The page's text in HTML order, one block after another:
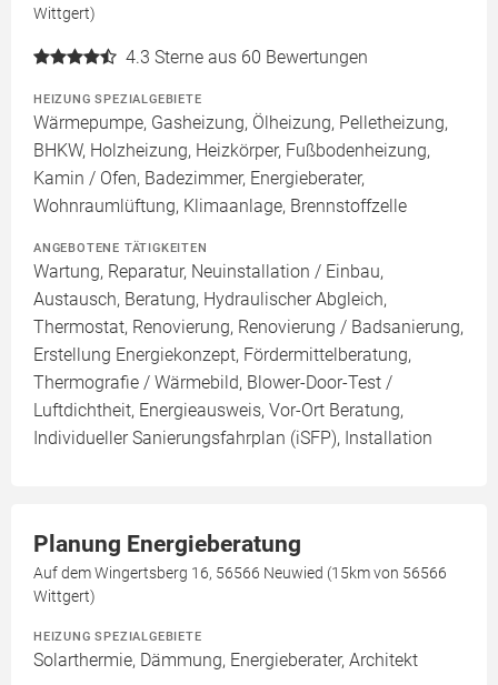
Wittgert)
4.3 Sterne aus 60 Bewertungen
HEIZUNG SPEZIALGEBIETE
Wärmepumpe, Gasheizung, Ölheizung, Pelletheizung,
BHKW, Holzheizung, Heizkörper, Fußbodenheizung,
Kamin / Ofen, Badezimmer, Energieberater,
Wohnraumlüftung, Klimaanlage, Brennstoffzelle
ANGEBOTENE TÄTIGKEITEN
Wartung, Reparatur, Neuinstallation / Einbau,
Austausch, Beratung, Hydraulischer Abgleich,
Thermostat, Renovierung, Renovierung / Badsanierung,
Erstellung Energiekonzept, Fördermittelberatung,
Thermografie / Wärmebild, Blower-Door-Test /
Luftdichtheit, Energieausweis, Vor-Ort Beratung,
Individueller Sanierungsfahrplan (iSFP), Installation
Planung Energieberatung
Auf dem Wingertsberg 16, 56566 Neuwied (15km von 56566
Wittgert)
HEIZUNG SPEZIALGEBIETE
Solarthermie, Dämmung, Energieberater, Architekt